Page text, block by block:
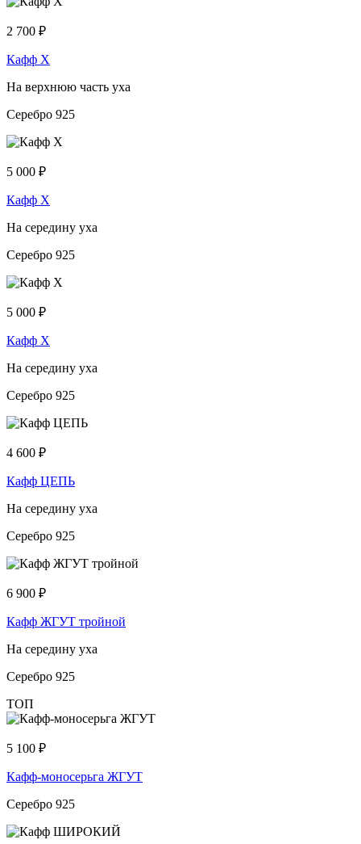
2 700 ₽
Кафф Х
На верхнюю часть уха
Серебро 925
5 000 ₽
Кафф Х
На середину уха
Серебро 925
5 000 ₽
Кафф Х
На середину уха
Серебро 925
4 600 ₽
Кафф ЦЕПЬ
На середину уха
Серебро 925
6 900 ₽
Кафф ЖГУТ тройной
На середину уха
Серебро 925
ТОП
5 100 ₽
Кафф-моносерьга ЖГУТ
Серебро 925